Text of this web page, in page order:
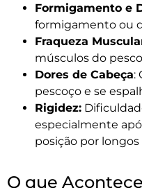
Formigamento e
formigamento ou
Fraqueza
músculos do
Dores de Cabeça:
pescoço e se
Rigidez:
especialmente
posição por
O que